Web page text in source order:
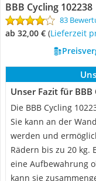
BBB Cycling 102238
83
ab 32,00 € (Lieferzeit
Unser Fazit für BBB
Die BBB Cycling
Sie kann an der
werden und
Rädern bis zu 20 kg.
eine Aufbewahrung
kann sie